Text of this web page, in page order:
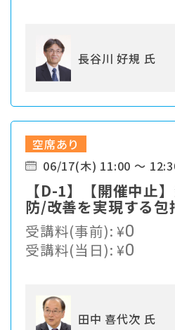
長谷川 好規 氏
空席あり
06/17(木) 11:00 ～
【D-1】【開催中止
防/改善を実現する包
スプログラム
受講料(事前):¥0
受講料(当日):¥0
田中 喜代次 氏